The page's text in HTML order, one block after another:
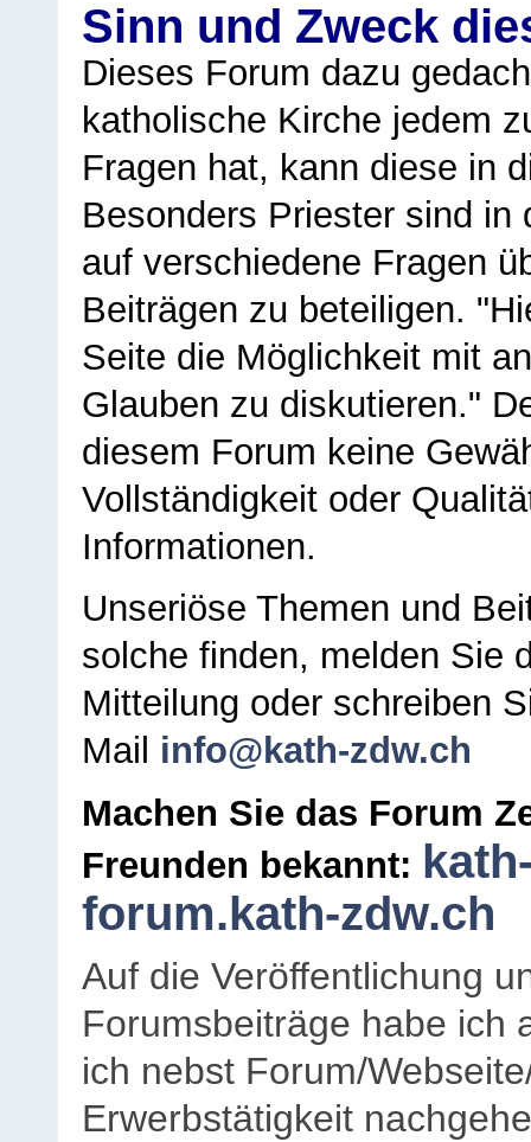
Sinn und Zweck
Dieses Forum dazu
katholische Kirche jedem
Fragen hat, kann diese in
Besonders Priester sind in
auf verschiedene Fragen
Beiträgen zu beteiligen.
Seite die Möglichkeit mit
Glauben zu diskutieren."
diesem Forum keine
Vollständigkeit oder
Informationen.
Unseriöse Themen und
solche finden, melden Sie
Mitteilung oder schreiben
Mail info@kath-zdw.ch
Machen Sie das Forum
Freunden bekannt:
forum.kath-zdw.ch
Auf die Veröffentlichung
Forumsbeiträge habe ich
ich nebst Forum/
Erwerbstätigkeit